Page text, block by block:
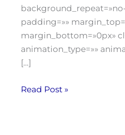
padding=»»
margin_bottom=»0px»
animation_type=»»
[…]
Read Post »